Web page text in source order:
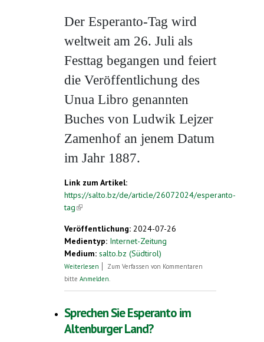
Der Esperanto-Tag wird
weltweit am 26. Juli als
Festtag begangen und feiert
die Veröffentlichung des
Unua Libro genannten
Buches von Ludwik Lejzer
Zamenhof an jenem Datum
im Jahr 1887.
Link zum Artikel:
https://salto.bz/de/article/26072024/esperanto-
tag(link is external)
Veröffentlichung: 2024-07-26
Medientyp: Internet-Zeitung
Medium: salto.bz (Südtirol)
Weiterlesen über Esperanto-Tag
Zum Verfassen von Kommentaren
bitte Anmelden.
Sprechen Sie Esperanto im
Altenburger Land?